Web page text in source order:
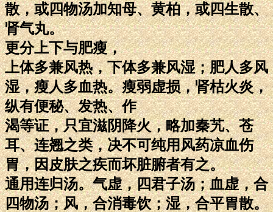
散，或四物汤加知母、黄柏，或四生散、
肾气丸。
更分上下与肥瘦，
上体多兼风热，下体多兼风湿；肥人多风
湿，瘦人多血热。瘦弱虚损，肾枯火炎，
纵有便秘、发热、作
渴等证，只宜滋阴降火，略加秦艽、苍
耳、连翘之类，决不可纯用风药凉血伤
胃，因皮肤之疾而坏脏腑者有之。
通用连归汤。气虚，四君子汤；血虚，合
四物汤；风，合消毒饮；湿，合平胃散。